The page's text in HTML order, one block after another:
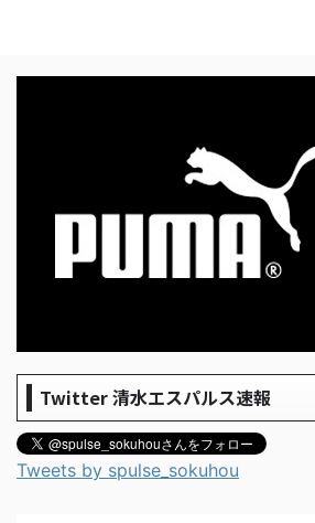
Twitter 清水エスパルス速報
Tweets by spulse_sokuhou